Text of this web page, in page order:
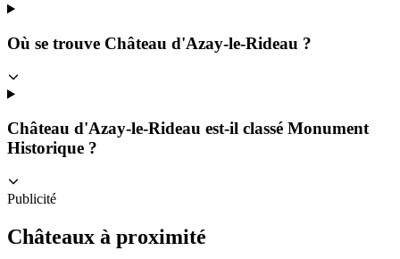
Où se trouve Château d'Azay-le-Rideau ?
Château d'Azay-le-Rideau est-il classé Monument
Historique ?
Publicité
Châteaux à proximité